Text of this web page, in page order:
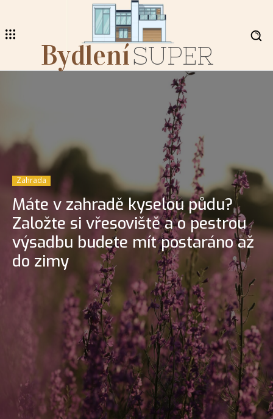
BydleníSUPER
Zahrada
Máte v zahradě kyselou půdu?
Založte si vřesoviště a o pestrou
výsadbu budete mít postaráno až
do zimy